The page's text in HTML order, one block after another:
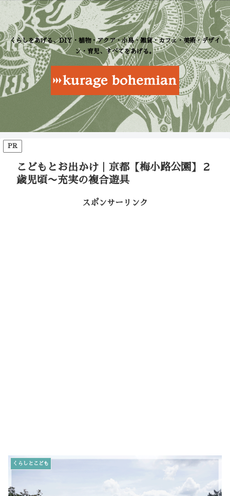
くらしをあげる、DIY・植物・アクア・小鳥・雑貨・カフェ・美術・デザイ
ン・育児、すべてをあげる。
PR
こどもとお出かけ｜京都【梅小路公園】２
歳児頃〜充実の複合遊具
スポンサーリンク
くらしとこども